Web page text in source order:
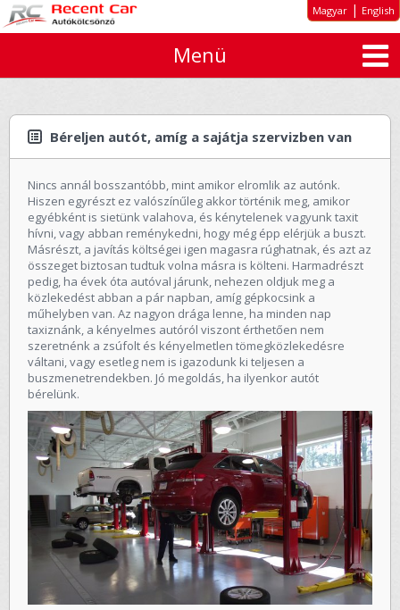
Magyar | English
Menü
Rólunk
Bérleti díjak
Tartós autóbérlés cégeknek
Ajánlatkérés
ÁSZF
Elérhetőség
Béreljen autót, amíg a sajátja szervizben van
Nincs annál bosszantóbb, mint amikor elromlik az autónk.
Hiszen egyrészt ez valószínűleg akkor történik meg, amikor
egyébként is sietünk valahova, és kénytelenek vagyunk taxit
hívni, vagy abban reménykedni, hogy még épp elérjük a buszt.
Másrészt, a javítás költségei igen magasra rúghatnak, és azt az
összeget biztosan tudtuk volna másra is költeni. Harmadrészt
pedig, ha évek óta autóval járunk, nehezen oldjuk meg a
közlekedést abban a pár napban, amíg gépkocsink a
műhelyben van. Az nagyon drága lenne, ha minden nap
taxiznánk, a kényelmes autóról viszont érthetően nem
szeretnénk a zsúfolt és kényelmetlen tömegközlekedésre
váltani, vagy esetleg nem is igazodunk ki teljesen a
buszmenetrendekben. Jó megoldás, ha ilyenkor autót
bérelünk.